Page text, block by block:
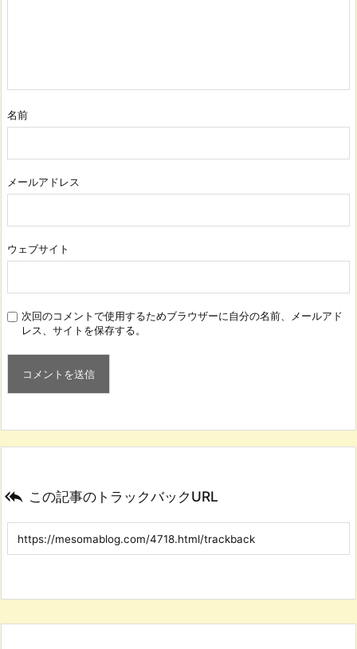
名前
メールアドレス
ウェブサイト
次回のコメントで使用するためブラウザーに自分の名前、メールアド
レス、サイトを保存する。
 この記事のトラックバックURL